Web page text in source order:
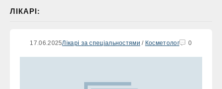
ЛІКАРІ:
17.06.2025Лікарі за спеціальностями / Косметолог 0